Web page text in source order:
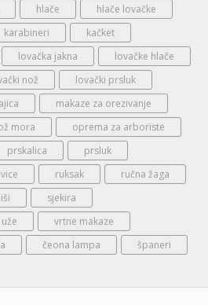
hlače
hlače lovačke
karabineri
kačket
lovačka jakna
lovačke hlače
nož
lovački prsluk
makaze za orezivanje
mora
oprema za arboriste
prskalica
prsluk
ruksak
ručna žaga
sjekira
uže
vrtne makaze
čeona lampa španeri